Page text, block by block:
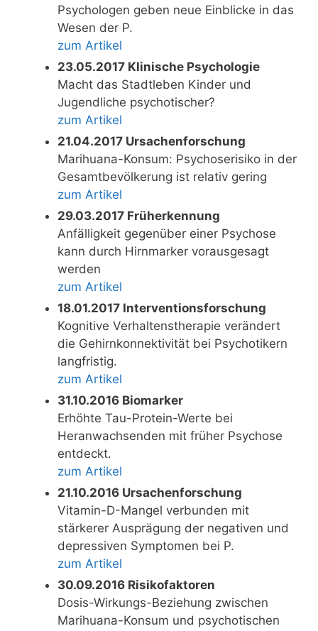
Psychologen geben neue Einblicke in das
Wesen der P.
zum Artikel
23.05.2017 Klinische Psychologie
Macht das Stadtleben Kinder und
Jugendliche psychotischer?
zum Artikel
21.04.2017 Ursachenforschung
Marihuana-Konsum: Psychoserisiko in der
Gesamtbevölkerung ist relativ gering
zum Artikel
29.03.2017 Früherkennung
Anfälligkeit gegenüber einer Psychose
kann durch Hirnmarker vorausgesagt
werden
zum Artikel
18.01.2017 Interventionsforschung
Kognitive Verhaltenstherapie verändert
die Gehirnkonnektivität bei Psychotikern
langfristig.
zum Artikel
31.10.2016 Biomarker
Erhöhte Tau-Protein-Werte bei
Heranwachsenden mit früher Psychose
entdeckt.
zum Artikel
21.10.2016 Ursachenforschung
Vitamin-D-Mangel verbunden mit
stärkerer Ausprägung der negativen und
depressiven Symptomen bei P.
zum Artikel
30.09.2016 Risikofaktoren
Dosis-Wirkungs-Beziehung zwischen
Marihuana-Konsum und psychotischen